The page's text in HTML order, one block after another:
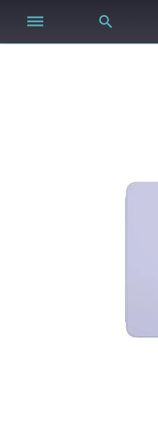
 